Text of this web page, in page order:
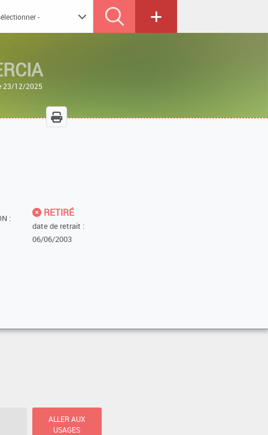
23/12/2025
:
RETIRÉ
date de retrait :
06/06/2003
ALLER AUX
USAGES